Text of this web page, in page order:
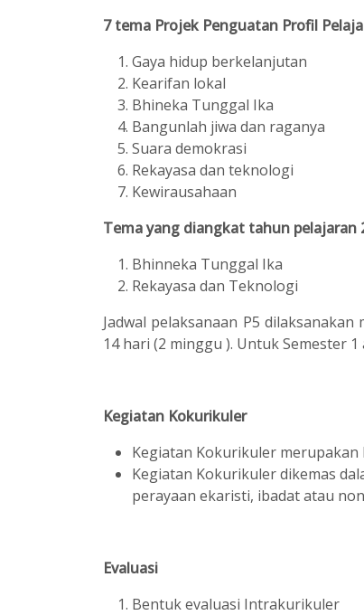
7 tema Projek Penguatan Profil
Gaya hidup berkelanjutan
Kearifan lokal
Bhineka Tunggal Ika
Bangunlah jiwa dan raganya
Suara demokrasi
Rekayasa dan teknologi
Kewirausahaan
Tema yang diangkat tahun pelajaran
Bhinneka Tunggal Ika
Rekayasa dan Teknologi
Jadwal pelaksanaan P5
14 hari (2 minggu ). Untuk Semester
Kegiatan Kokurikuler
Kegiatan Kokurikuler
Kegiatan Kokurikuler dikemas
perayaan ekaristi, ibadat atau
Evaluasi
Bentuk evaluasi Intrakurikuler